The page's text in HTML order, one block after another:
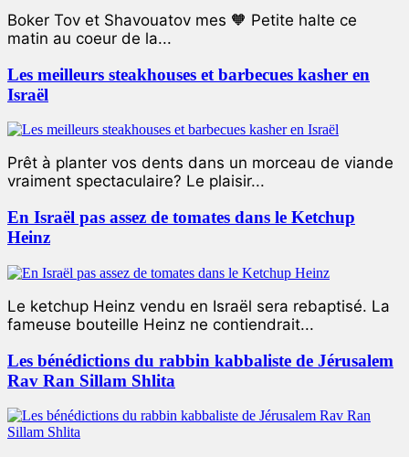
Boker Tov et Shavouatov mes 🧡 Petite halte ce
matin au coeur de la...
Les meilleurs steakhouses et barbecues kasher en
Israël
Prêt à planter vos dents dans un morceau de viande
vraiment spectaculaire? Le plaisir...
En Israël pas assez de tomates dans le Ketchup
Heinz
Le ketchup Heinz vendu en Israël sera rebaptisé. La
fameuse bouteille Heinz ne contiendrait...
Les bénédictions du rabbin kabbaliste de Jérusalem
Rav Ran Sillam Shlita